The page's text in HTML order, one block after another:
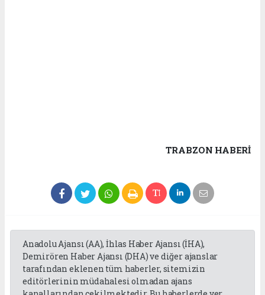
TRABZON HABERİ
Anadolu Ajansı (AA), İhlas Haber Ajansı (İHA),
Demirören Haber Ajansı (DHA) ve diğer ajanslar
tarafından eklenen tüm haberler, sitemizin
editörlerinin müdahalesi olmadan ajans